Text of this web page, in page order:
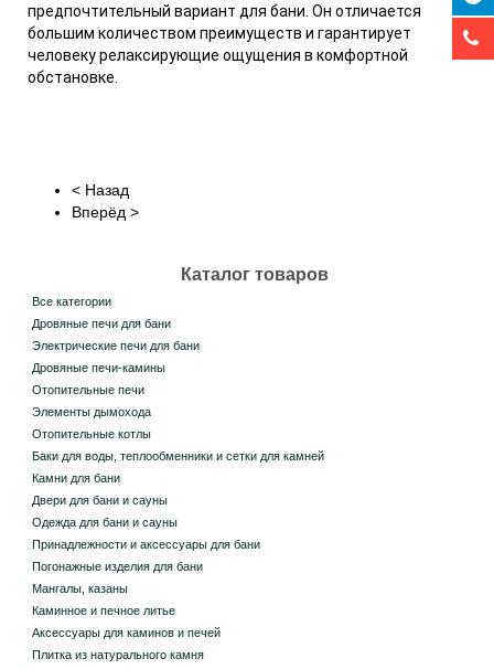
Каталог товаров
Все категории
Дровяные печи для бани
Электрические печи для бани
Дровяные печи-камины
Отопительные печи
Элементы дымохода
Отопительные котлы
Баки для воды, теплообменники и сетки для камней
Камни для бани
Двери для бани и сауны
Одежда для бани и сауны
Принадлежности и аксессуары для бани
Погонажные изделия для бани
Мангалы, казаны
Каминное и печное литье
Аксессуары для каминов и печей
Плитка из натурального камня
предпочтительный вариант для бани. Он отличается
большим количеством преимуществ и гарантирует
человеку релаксирующие ощущения в комфортной
обстановке.
< Назад
Вперёд >